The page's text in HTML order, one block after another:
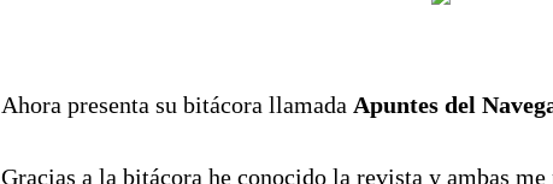
Ahora presenta su bitácora llamada Apuntes del
Gracias a la bitácora he conocido la revista y ambas